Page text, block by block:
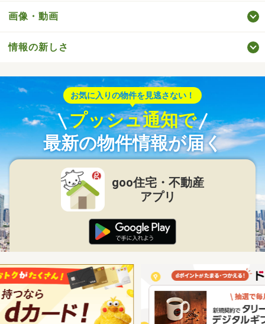
画像・動画
情報の新しさ
お気に入りの物件を見逃さない！
プッシュ通知で
最新の物件情報が届く
goo住宅・不動産
アプリ